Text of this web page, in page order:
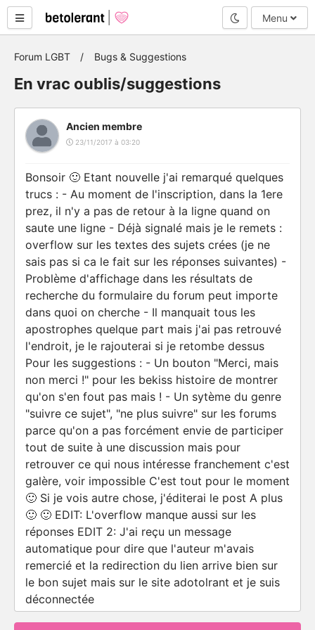
Mode nuit
Menu
Forum LGBT Bugs & Suggestions
En vrac oublis/suggestions
Ancien membre
23/11/2017 à 03:20
Bonsoir 🙂 Etant nouvelle j'ai remarqué quelques
trucs : - Au moment de l'inscription, dans la 1ere
prez, il n'y a pas de retour à la ligne quand on
saute une ligne - Déjà signalé mais je le remets :
overflow sur les textes des sujets crées (je ne
sais pas si ca le fait sur les réponses suivantes) -
Problème d'affichage dans les résultats de
recherche du formulaire du forum peut importe
dans quoi on cherche - Il manquait tous les
apostrophes quelque part mais j'ai pas retrouvé
l'endroit, je le rajouterai si je retombe dessus
Pour les suggestions : - Un bouton "Merci, mais
non merci !" pour les bekiss histoire de montrer
qu'on s'en fout pas mais ! - Un sytème du genre
"suivre ce sujet", "ne plus suivre" sur les forums
parce qu'on a pas forcément envie de participer
tout de suite à une discussion mais pour
retrouver ce qui nous intéresse franchement c'est
galère, voir impossible C'est tout pour le moment
🙂 Si je vois autre chose, j'éditerai le post A plus
🙂 🙂 EDIT: L'overflow manque aussi sur les
réponses EDIT 2: J'ai reçu un message
automatique pour dire que l'auteur m'avais
remercié et la redirection du lien arrive bien sur
le bon sujet mais sur le site adotolrant et je suis
déconnectée